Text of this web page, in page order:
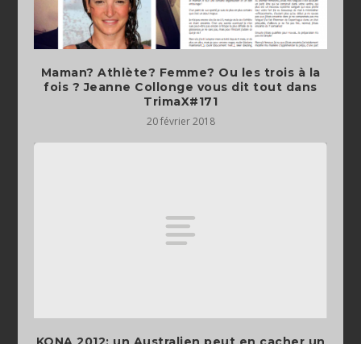
Maman? Athlète? Femme? Ou les trois à la
fois ? Jeanne Collonge vous dit tout dans
TrimaX#171
20 février 2018